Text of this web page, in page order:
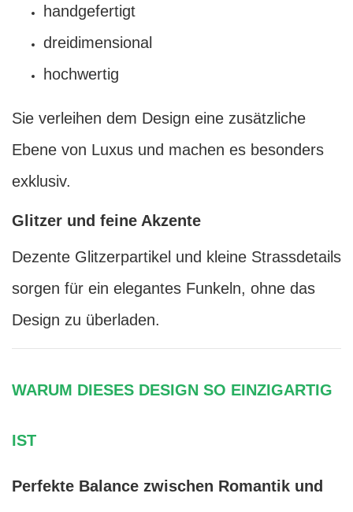
handgefertigt
dreidimensional
hochwertig
Sie verleihen dem Design eine zusätzliche
Ebene von Luxus und machen es besonders
exklusiv.
Glitzer und feine Akzente
Dezente Glitzerpartikel und kleine Strassdetails
sorgen für ein elegantes Funkeln, ohne das
Design zu überladen.
WARUM DIESES DESIGN SO EINZIGARTIG
IST
Perfekte Balance zwischen Romantik und